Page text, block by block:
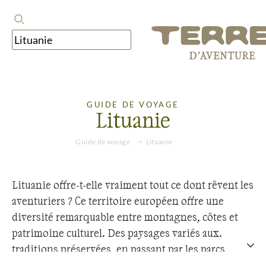
GUIDE DE VOYAGE
Lituanie
Guide de voyage Lituanie
Lituanie offre-t-elle vraiment tout ce dont rêvent les
aventuriers ? Ce territoire européen offre une
diversité remarquable entre montagnes, côtes et
patrimoine culturel. Des paysages variés aux
traditions préservées, en passant par les parcs